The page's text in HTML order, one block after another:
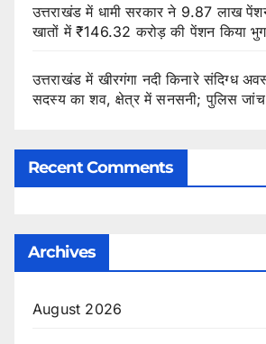
उत्तराखंड में धामी सरकार ने 9.87 लाख
खातों में ₹146.32 करोड़ की पेंशन किया
उत्तराखंड में खीरगंगा नदी किनारे संदिग्ध
सदस्य का शव, क्षेत्र में सनसनी; पुलिस
Recent Comments
Archives
August 2026